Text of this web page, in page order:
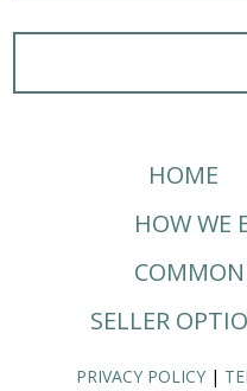
HOME
HOW WE
SELLER
PRIVACY POLICY|